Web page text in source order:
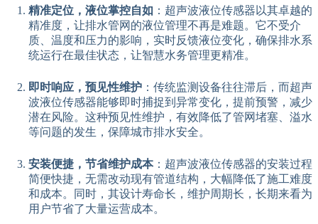
精准定位，液位掌控自如 ：超声波液位传感器以其卓越的
精准度，让排水管网的液位管理不再是难题。它不受介
质、温度和压力的影响，实时反馈液位变化，确保排水系
统运行在最佳状态，让智慧水务管理更精准。
即时响应，预见性维护 ：传统监测设备往往滞后，而超声
波液位传感器能够即时捕捉到异常变化，提前预警，减少
潜在风险。这种预见性维护，有效降低了管网堵塞、溢水
等问题的发生，保障城市排水安全。
安装便捷，节省维护成本：超声波液位传感器的安装过程
简便快捷，无需改动现有管道结构，大幅降低了施工难度
和成本。同时，其设计寿命长，维护周期长，长期来看为
用户节省了大量运营成本。